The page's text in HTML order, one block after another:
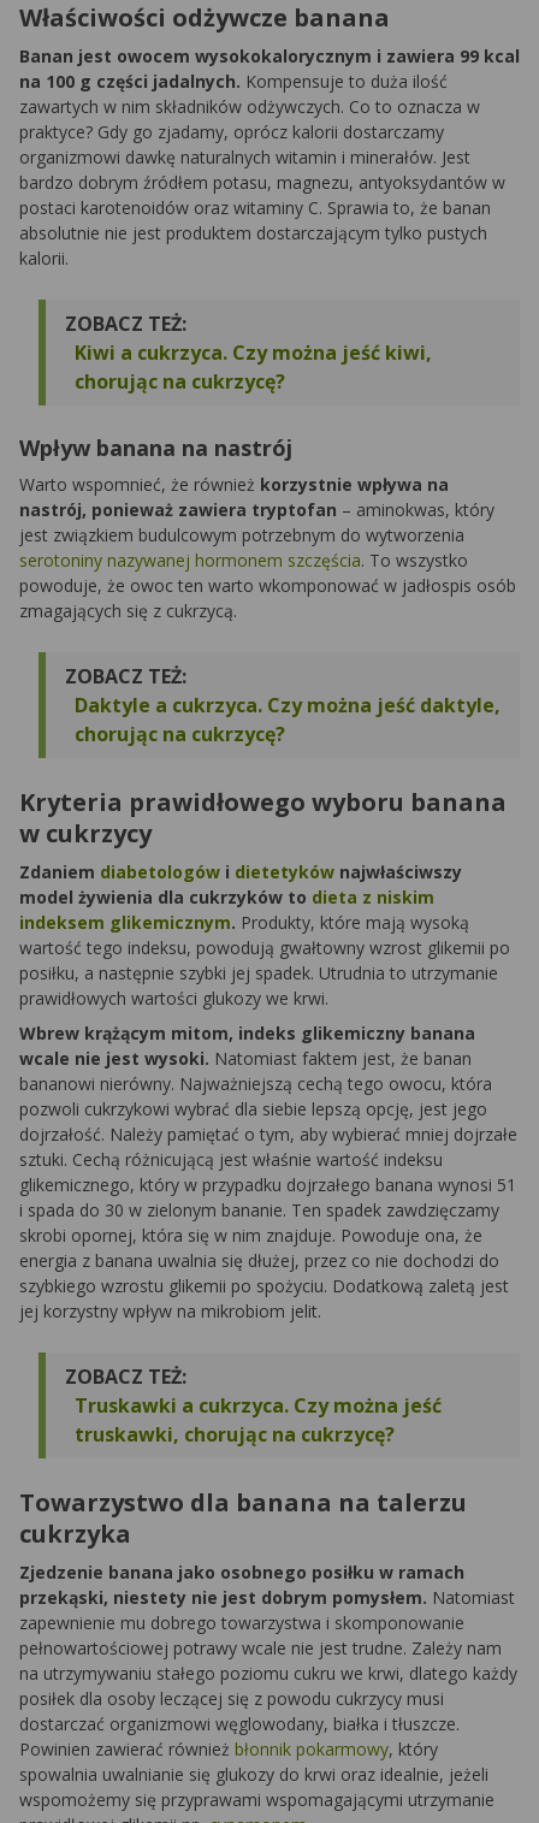
Właściwości odżywcze banana
Banan jest owocem wysokokalorycznym i zawiera 99 kcal
na 100 g części jadalnych. Kompensuje to duża ilość
zawartych w nim składników odżywczych. Co to oznacza w
praktyce? Gdy go zjadamy, oprócz kalorii dostarczamy
organizmowi dawkę naturalnych witamin i minerałów. Jest
bardzo dobrym źródłem potasu, magnezu, antyoksydantów w
postaci karotenoidów oraz witaminy C. Sprawia to, że banan
absolutnie nie jest produktem dostarczającym tylko pustych
kalorii.
ZOBACZ TEŻ:
Kiwi a cukrzyca. Czy można jeść kiwi,
chorując na cukrzycę?
Wpływ banana na nastrój
Warto wspomnieć, że również korzystnie wpływa na
nastrój, ponieważ zawiera tryptofan – aminokwas, który
jest związkiem budulcowym potrzebnym do wytworzenia
serotoniny nazywanej hormonem szczęścia. To wszystko
powoduje, że owoc ten warto wkomponować w jadłospis osób
zmagających się z cukrzycą.
ZOBACZ TEŻ:
Daktyle a cukrzyca. Czy można jeść daktyle,
chorując na cukrzycę?
Kryteria prawidłowego wyboru banana
w cukrzycy
Zdaniem diabetologów i dietetyków najwłaściwszy
model żywienia dla cukrzyków to dieta z niskim
indeksem glikemicznym. Produkty, które mają wysoką
wartość tego indeksu, powodują gwałtowny wzrost glikemii po
posiłku, a następnie szybki jej spadek. Utrudnia to utrzymanie
prawidłowych wartości glukozy we krwi.
Wbrew krążącym mitom, indeks glikemiczny banana
wcale nie jest wysoki. Natomiast faktem jest, że banan
bananowi nierówny. Najważniejszą cechą tego owocu, która
pozwoli cukrzykowi wybrać dla siebie lepszą opcję, jest jego
dojrzałość. Należy pamiętać o tym, aby wybierać mniej dojrzałe
sztuki. Cechą różnicującą jest właśnie wartość indeksu
glikemicznego, który w przypadku dojrzałego banana wynosi 51
i spada do 30 w zielonym bananie. Ten spadek zawdzięczamy
skrobi opornej, która się w nim znajduje. Powoduje ona, że
energia z banana uwalnia się dłużej, przez co nie dochodzi do
szybkiego wzrostu glikemii po spożyciu. Dodatkową zaletą jest
jej korzystny wpływ na mikrobiom jelit.
ZOBACZ TEŻ:
Truskawki a cukrzyca. Czy można jeść
truskawki, chorując na cukrzycę?
Towarzystwo dla banana na talerzu
cukrzyka
Zjedzenie banana jako osobnego posiłku w ramach
przekąski, niestety nie jest dobrym pomysłem. Natomiast
zapewnienie mu dobrego towarzystwa i skomponowanie
pełnowartościowej potrawy wcale nie jest trudne. Zależy nam
na utrzymywaniu stałego poziomu cukru we krwi, dlatego każdy
posiłek dla osoby leczącej się z powodu cukrzycy musi
dostarczać organizmowi węglowodany, białka i tłuszcze.
Powinien zawierać również błonnik pokarmowy, który
spowalnia uwalnianie się glukozy do krwi oraz idealnie, jeżeli
wspomożemy się przyprawami wspomagającymi utrzymanie